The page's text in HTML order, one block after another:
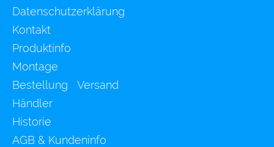
Datenschutzerklärung
Kontakt
Produktinfo
Montage
Bestellung Versand
Händler
Historie
AGB & Kundeninfo